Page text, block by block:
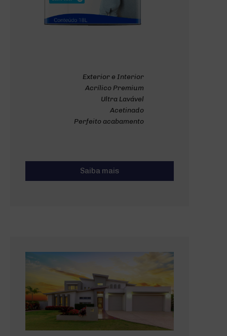
Exterior e Interior
Acrílico Premium
Ultra Lavável
Acetinado
Perfeito acabamento
Saiba mais